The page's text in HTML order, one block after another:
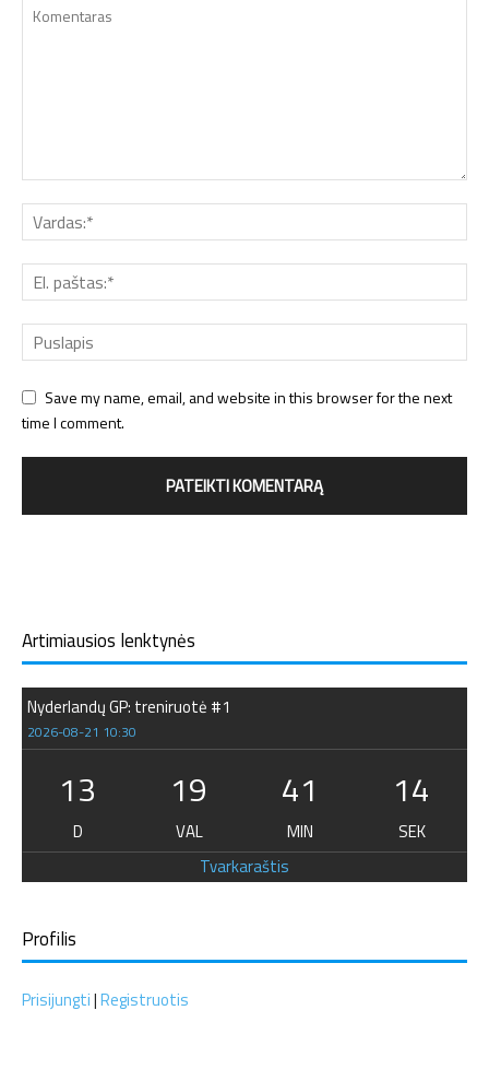
Save my name, email, and website in this browser for the next
time I comment.
Artimiausios lenktynės
Nyderlandų GP: treniruotė #1
2026-08-21 10:30
13
D
19
VAL
41
MIN
13
SEK
Tvarkaraštis
Profilis
Prisijungti|Registruotis